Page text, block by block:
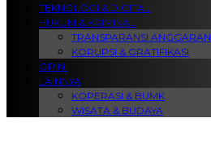
TEKNOLOGI & DIGITAL
HUKUM & KRIMINAL
TRANSPARANSI ANGGARAN
KORUPSI & GRATIFIKASI
OPINI
LAINNYA
KOPERASI & BUMK
WISATA & BUDAYA